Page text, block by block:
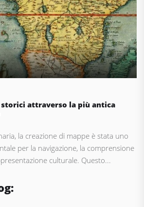
attraverso la più antica
la creazione di mappe è stata uno
per la navigazione, la comprensione
culturale. Questo...